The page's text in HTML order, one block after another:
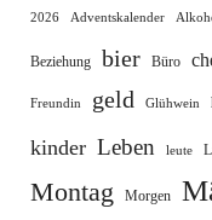
2026 Adventskalender
Beziehung bier Büro
Freundin geld Glühwein
kinder Leben leute
Montag Morgen